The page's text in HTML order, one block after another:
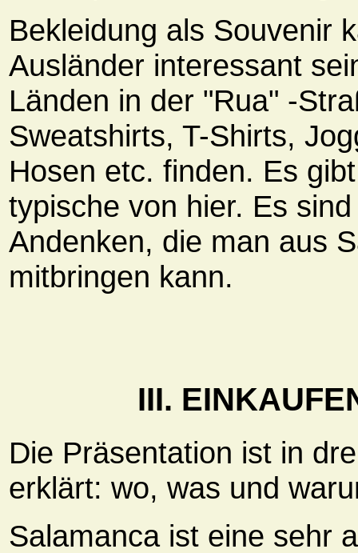
Bekleidung als Souvenir
Ausländer interessant
Länden in der "Rua" -
Sweatshirts, T-Shirts,
Hosen etc. finden. Es
typische von hier. Es
Andenken, die man aus
mitbringen kann.
III.
Die Präsentation ist in
erklärt: wo, was und
Salamanca ist eine sehr